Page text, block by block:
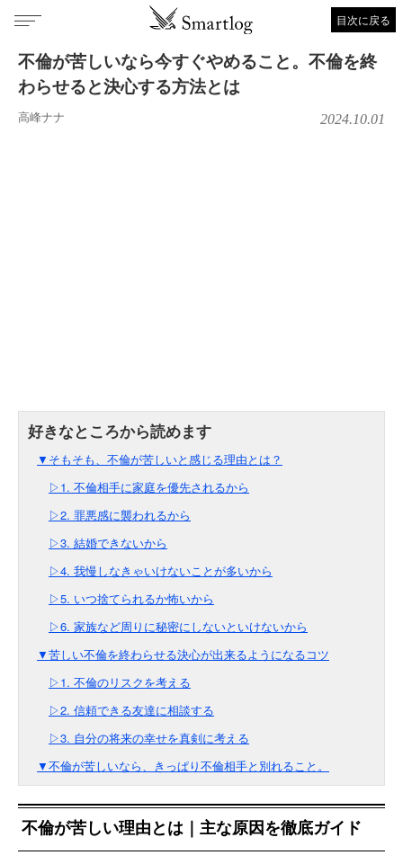
目次に戻る
不倫が苦しいなら今すぐやめること。不倫を終
わらせると決心する方法とは
高峰ナナ 2024.10.01
▼そもそも、不倫が苦しいと感じる理由とは？
▷1. 不倫相手に家庭を優先されるから
▷2. 罪悪感に襲われるから
▷3. 結婚できないから
▷4. 我慢しなきゃいけないことが多いから
▷5. いつ捨てられるか怖いから
▷6. 家族など周りに秘密にしないといけないから
▼苦しい不倫を終わらせる決心が出来るようになるコツ
▷1. 不倫のリスクを考える
▷2. 信頼できる友達に相談する
▷3. 自分の将来の幸せを真剣に考える
▼不倫が苦しいなら、きっぱり不倫相手と別れること。
不倫が苦しい理由とは｜主な原因を徹底ガイド